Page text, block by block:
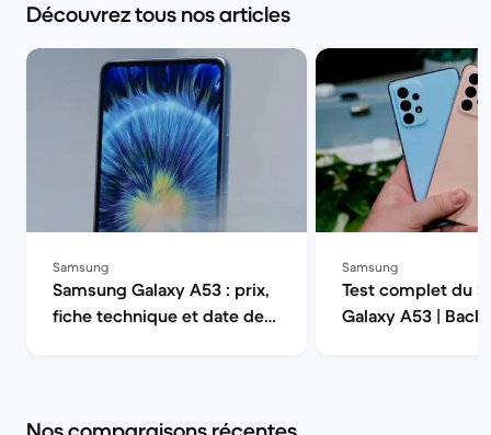
Découvrez tous nos articles
Samsung
Samsung Galaxy A53 : prix,
fiche technique et date de
Samsung
Test complet du
Galaxy A53 |